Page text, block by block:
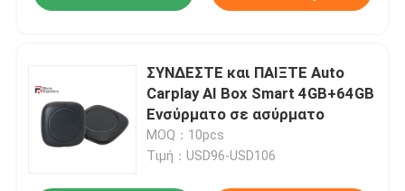
ΣΥΝΔΕΣΤΕ και ΠΑΙΞΤΕ Auto
Carplay AI Box Smart 4GB+64GB
Ενσύρματο σε ασύρματο
MOQ：10pcs
Τιμή：USD96-USD106